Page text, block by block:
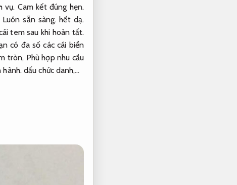
vụ. Cam kết đúng hẹn.
Luôn sẵn sàng. hết dạ.
tem sau khi hoàn tất.
có đa số các cái biển
tròn, Phù hợp nhu cầu
hành.dấu chức danh,…